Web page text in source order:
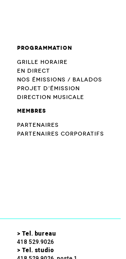
Programmation
Grille horaire
En direct
Nos émissions / Balados
Projet d’Émission
Direction musicale
Membres
Partenaires
Partenaires corporatifs
> Tel. bureau
418 529.9026
> Tel. studio